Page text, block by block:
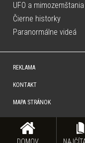
DOMOV
UFO a mimozemštania
Čierne historky
Paranormálne videá
REKLAMA
KONTAKT
MAPA STRÁNOK
súhlas na rozmnožovanie, šírenie a na